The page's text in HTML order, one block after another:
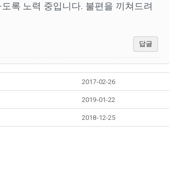
록 노력 중입니다. 불편을 끼쳐드려
답글
2017-02-26
2019-01-22
2018-12-25